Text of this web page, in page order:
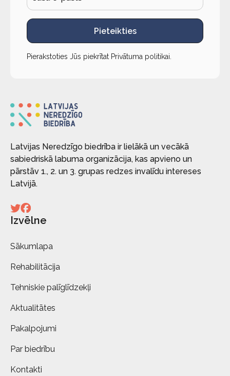
Pieteikties
Pierakstoties Jūs piekrītat Privātuma politikai
Latvijas Neredzīgo biedrība ir lielākā un vecākā
sabiedriskā labuma organizācija, kas apvieno un
pārstāv 1., 2. un 3. grupas redzes invalīdu intereses
Latvijā.
Izvēlne
Sākumlapa
Rehabilitācija
Tehniskie palīglīdzekļi
Aktualitātes
Pakalpojumi
Par biedrību
Kontakti